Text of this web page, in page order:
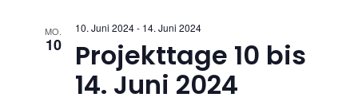
S
MO.
10
10. Juni 2024- 14. Juni 2024
Projekttage 10 bis
14. Juni 2024